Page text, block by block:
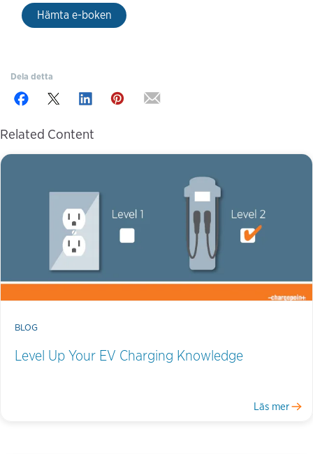
Hämta e-boken
Dela detta
Related Content
BLOG
Level Up Your EV Charging Knowledge
Läs mer